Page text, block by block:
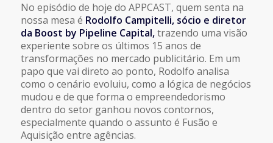
LINK
INCORPORAR
No episódio de hoje do APPCAST, quem senta na
nossa mesa é Rodolfo Campitelli, sócio e diretor
da Boost by Pipeline Capital,trazendo uma visão
experiente sobre os últimos 15 anos de
transformações no mercado publicitário. Em um
papo que vai direto ao ponto, Rodolfo analisa
como o cenário evoluiu, como a lógica de negócios
mudou e de que forma o empreendedorismo
dentro do setor ganhou novos contornos,
especialmente quando o assunto é Fusão e
Aquisição entre agências.